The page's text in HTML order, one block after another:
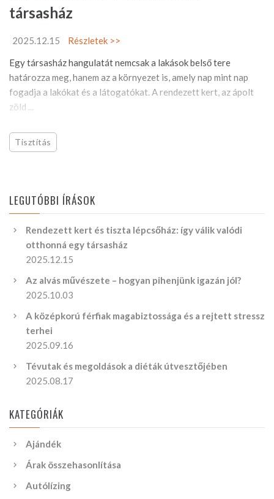
társasház
2025.12.15
Részletek >>
Egy társasház hangulatát nemcsak a lakások belső tere
határozza meg, hanem az a környezet is, amely nap mint nap
fogadja a lakókat és a látogatókat. A rendezett kert, az ápolt
zöld ...
Tisztítás
LEGUTÓBBI ÍRÁSOK
Rendezett kert és tiszta lépcsőház: így válik valódi
otthonná egy társasház
2025.12.15
Az alvás művészete – hogyan pihenjünk igazán jól?
2025.10.03
A középkorú férfiak magabiztossága és a rejtett stressz
terhei
2025.09.16
Tévutak és megoldások a diéták útvesztőjében
2025.08.17
KATEGÓRIÁK
Ajándék
Árak összehasonlítása
Autólízing